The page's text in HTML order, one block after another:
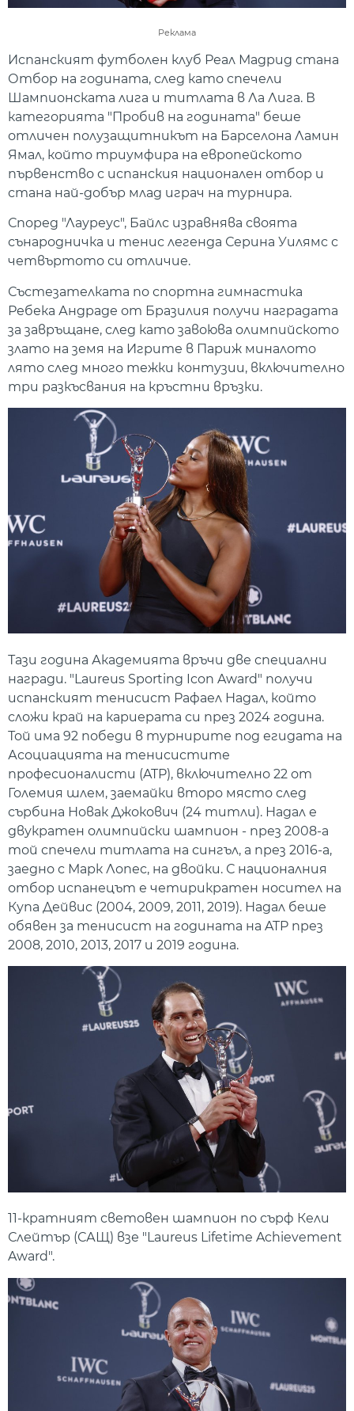
Реклама
Испанският футболен клуб Реал Мадрид стана
Отбор на годината, след като спечели
Шампионската лига и титлата в Ла Лига. В
категорията "Пробив на годината" беше
отличен полузащитникът на Барселона Ламин
Ямал, който триумфира на европейското
първенство с испанския национален отбор и
стана най-добър млад играч на турнира.
Според "Лауреус", Байлс изравнява своята
сънародничка и тенис легенда Серина Уилямс с
четвъртото си отличие.
Състезателката по спортна гимнастика
Ребека Андраде от Бразилия получи наградата
за завръщане, след като завоюва олимпийското
злато на земя на Игрите в Париж миналото
лято след много тежки контузии, включително
три разкъсвания на кръстни връзки.
Тази година Академията връчи две специални
награди. "Laureus Sporting Icon Award" получи
испанският тенисист Рафаел Надал, който
сложи край на кариерата си през 2024 година.
Той има 92 победи в турнирите под егидата на
Асоциацията на тенисистите
професионалисти (ATP), включително 22 от
Големия шлем, заемайки второ място след
сърбина Новак Джокович (24 титли). Надал е
двукратен олимпийски шампион - през 2008-а
той спечели титлата на сингъл, а през 2016-а,
заедно с Марк Лопес, на двойки. С националния
отбор испанецът е четирикратен носител на
Купа Дейвис (2004, 2009, 2011, 2019). Надал беше
обявен за тенисист на годината на ATP през
2008, 2010, 2013, 2017 и 2019 година.
11-кратният световен шампион по сърф Кели
Слейтър (САЩ) взе "Laureus Lifetime Achievement
Award".